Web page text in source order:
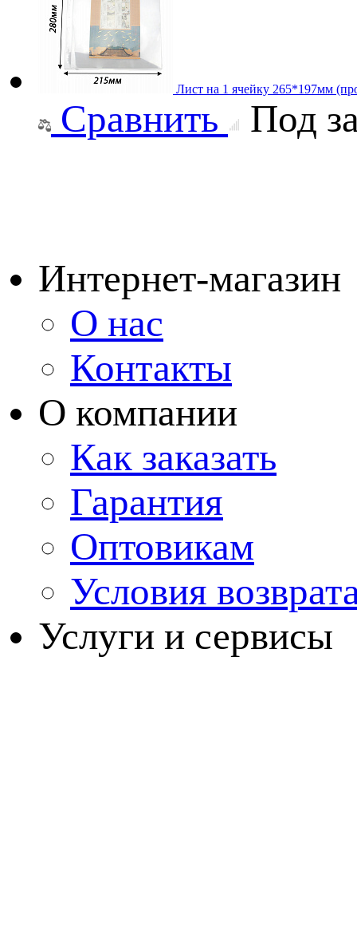
Лист на 1 ячейку 265*197мм
Сравнить Под
Интернет-магазин
О нас
Контакты
О компании
Как заказать
Гарантия
Оптовикам
Условия
Услуги и сервисы